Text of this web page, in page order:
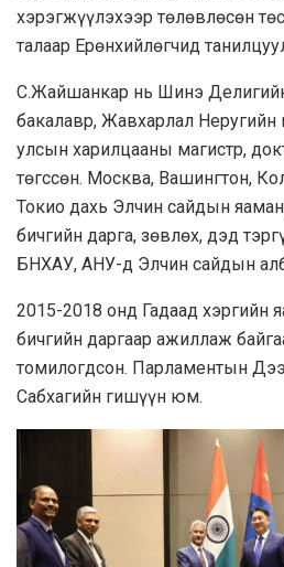
хэрэгжүүлэхээр төлөвлөсөн
талаар Ерөнхийлөгчид
С.Жайшанкар нь Шинэ Делигийн
бакалавр, Жавхарлал Неругийн
улсын харилцааны магистр,
төгссөн. Москва, Вашингтон,
Токио дахь Элчин сайдын
бичгийн дарга, зөвлөх, дэд
БНХАУ, АНУ-д Элчин сайдын
2015-2018 онд Гадаад хэргийн
бичгийн даргаар ажиллаж
томилогдсон. Парламентын
Сабхагийн гишүүн юм.